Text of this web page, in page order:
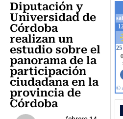
Diputación y
Universidad de
Córdoba
realizan un
estudio sobre el
panorama de la
participación
ciudadana en la
provincia de
Córdoba